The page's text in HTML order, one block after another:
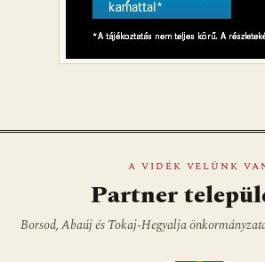
A VIDÉK VELÜNK
Partner
Borsod, Abaúj és Tokaj-Hegyalja